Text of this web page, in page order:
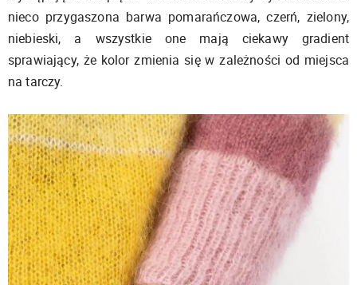
nieco przygaszona barwa pomarańczowa, czerń, zielony,
niebieski, a wszystkie one mają ciekawy gradient
sprawiający, że kolor zmienia się w zależności od miejsca
na tarczy.